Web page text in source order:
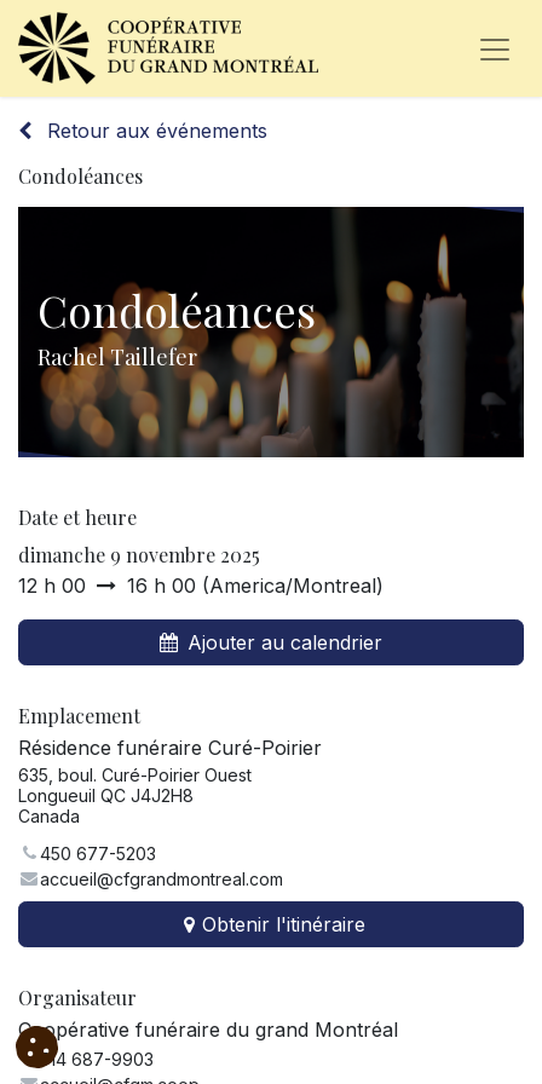
Retour aux événements
Condoléances
Condoléances
Rachel Taillefer
Date et heure
dimanche 9 novembre 2025
12 h 00 16 h 00 (America/Montreal)
Ajouter au calendrier
Emplacement
Résidence funéraire Curé-Poirier
635, boul. Curé-Poirier Ouest
Longueuil QC J4J2H8
Canada
450 677-5203
accueil@cfgrandmontreal.com
Obtenir l'itinéraire
Organisateur
Coopérative funéraire du grand Montréal
514 687-9903